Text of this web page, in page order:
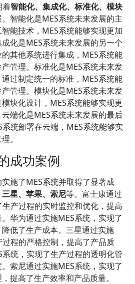
着智能化、集成化、标准化、模块
智能化是MES系统未来发展的主
能技术，MES系统能够实现更加
化是MES系统未来发展的另一个
其他系统进行集成，MES系统能
管理。标准化是MES系统未来发
过制定统一的标准，MES系统能
管理。模块化是MES系统未来发
块化设计，MES系统能够实现更
端化是MES系统未来发展的最后
统部署在云端，MES系统能够实
。
成功案例
施了MES系统并取得了显著成
星、苹果、索尼等。富士康通过
产过程的实时监控和优化，提高
华为通过实施MES系统，实现了
低了生产成本。三星通过实施
程的严格控制，提高了产品质
统，实现了生产过程的透明化管
索尼通过实施MES系统，实现了
提高了生产效率和产品质量。